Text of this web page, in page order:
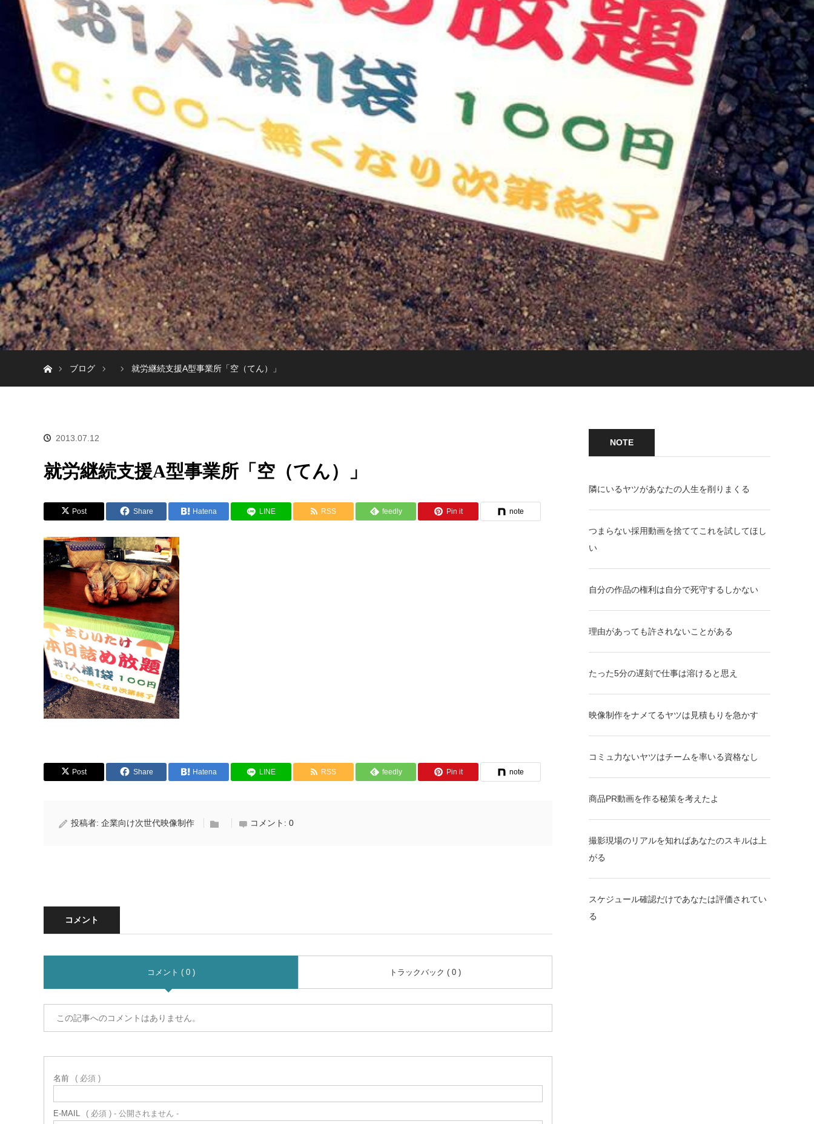
ブログ
就労継続支援A型事業所「空（てん）」
2013.07.12
就労継続支援A型事業所「空（てん）」
Post Share Hatena LINE RSS feedly Pin it note
Post Share Hatena LINE RSS feedly Pin it note
投稿者: 企業向け次世代映像制作 コメント: 0
コメント
コメント ( 0 ) トラックバック ( 0 )
この記事へのコメントはありません。
名前 ( 必須 )
E-MAIL ( 必須 ) - 公開されません -
NOTE
隣にいるヤツがあなたの人生を削りまくる
つまらない採用動画を捨ててこれを試してほし
い
自分の作品の権利は自分で死守するしかない
理由があっても許されないことがある
たった5分の遅刻で仕事は溶けると思え
映像制作をナメてるヤツは見積もりを急かす
コミュ力ないヤツはチームを率いる資格なし
商品PR動画を作る秘策を考えたよ
撮影現場のリアルを知ればあなたのスキルは上
がる
スケジュール確認だけであなたは評価されてい
る